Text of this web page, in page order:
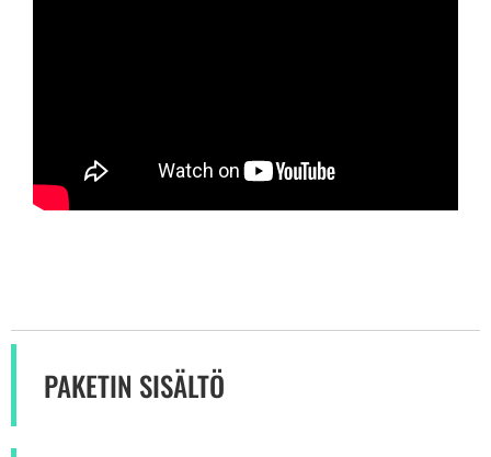
PAKETIN SISÄLTÖ